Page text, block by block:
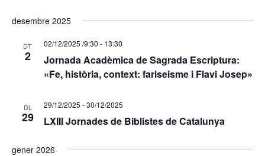
desembre 2025
DT
2
Jornada Acadèmica de Sagrada Escriptura:
«Fe, història, context: fariseisme i Flavi Josep»
02/12/2025 /9:30 - 13:30
DL
29 LXIII Jornades de Biblistes de Catalunya
29/12/2025 -30/12/2025
gener 2026